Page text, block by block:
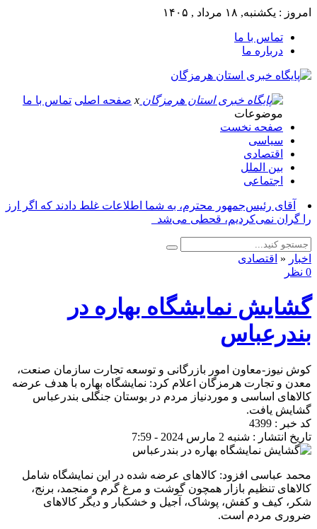
امروز : یکشنبه, ۱۸ مرداد , ۱۴۰۵
تماس با ما
درباره ما
x صفحه اصلی تماس با ما
موضوعات
صفحه نخست
سیاسی
اقتصادی
بین الملل
اجتماعی
آقای رئیس‌جمهور محترم، به شما اطلاعات غلط دادند که اگر ارز
را گران نمی‌کردیم، قحطی می‌شد_
اخبار « اقتصادی
0 نظر
گشایش نمایشگاه بهاره در
بندرعباس
کوش نیوز-معاون امور بازرگانی و توسعه تجارت سازمان صنعت،
معدن و تجارت هرمزگان اعلام کرد: نمایشگاه بهاره با هدف عرضه
کالا‌های اساسی و موردنیاز مردم در بوستان جنگلی بندرعباس
گشایش یافت.
کد خبر : 4399
تاریخ انتشار : شنبه 2 مارس 2024 - 7:59
محمد عباسی افزود: کالا‌های عرضه شده در این نمایشگاه شامل
کالا‌های تنظیم بازار همچون گوشت و مرغ گرم و منجمد، برنج،
شکر، کیف و کفش، پوشاک، آجیل و خشکبار و دیگر کالا‌های
ضروری مردم است.